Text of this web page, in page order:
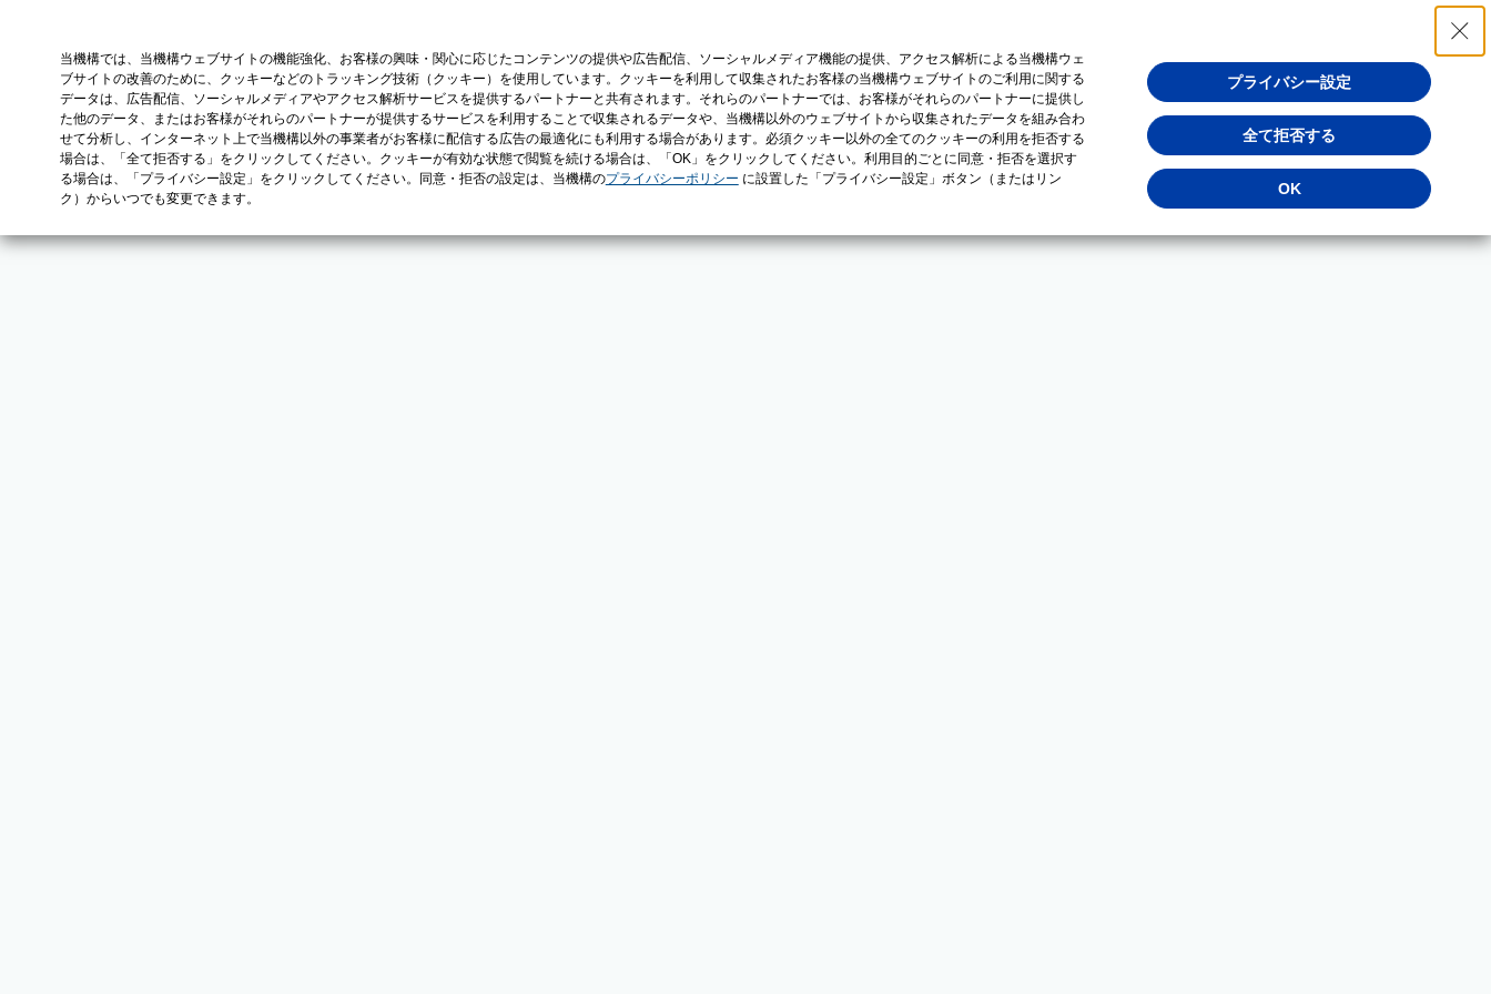
当機構では、当機構ウェブサイトの機能強化、お客様の興味・関心に応じたコンテンツの提供や広告配信、ソーシャルメディア機能の提供、アクセス解析による当機構ウェ
ブサイトの改善のために、クッキーなどのトラッキング技術（クッキー）を使用しています。クッキーを利用して収集されたお客様の当機構ウェブサイトのご利用に関する
データは、広告配信、ソーシャルメディアやアクセス解析サービスを提供するパートナーと共有されます。それらのパートナーでは、お客様がそれらのパートナーに提供し
た他のデータ、またはお客様がそれらのパートナーが提供するサービスを利用することで収集されるデータや、当機構以外のウェブサイトから収集されたデータを組み合わ
せて分析し、インターネット上で当機構以外の事業者がお客様に配信する広告の最適化にも利用する場合があります。必須クッキー以外の全てのクッキーの利用を拒否する
場合は、「全て拒否する」をクリックしてください。クッキーが有効な状態で閲覧を続ける場合は、「OK」をクリックしてください。利用目的ごとに同意・拒否を選択す
る場合は、「プライバシー設定」をクリックしてください。同意・拒否の設定は、当機構のプライバシーポリシー に設置した「プライバシー設定」ボタン（またはリン
ク）からいつでも変更できます。
プライバシー設定
全て拒否する
OK